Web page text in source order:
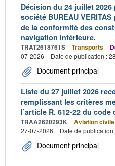
Décision du 24 juillet
société BUREAU
de la conformité des
navigation intérieure.
TRAT2618761S Transports
07-2026
Date de publication :
Document principal
Liste du 27 juillet 2026
remplissant les critères
l’article R. 612-22 du
TRAA2620293K Aviation civile
27-07-2026
Date de
Document principal